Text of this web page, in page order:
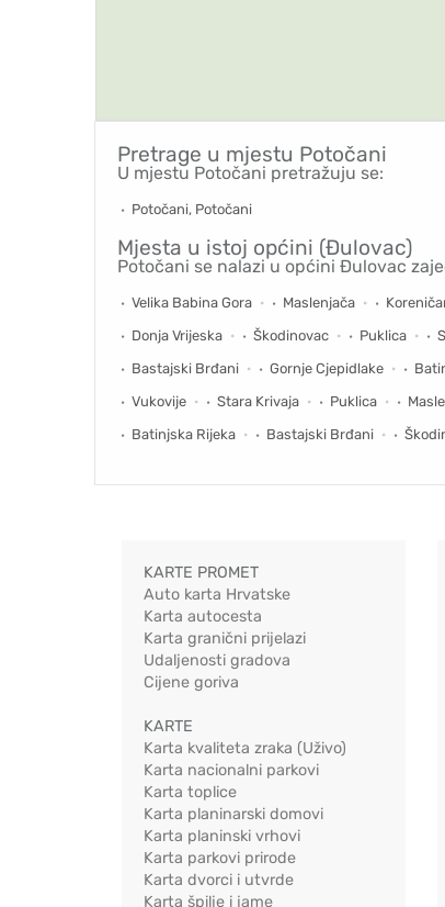
Pretrage u mjestu Potočani
U mjestu Potočani pretražuju se:
Potočani, Potočani
Mjesta u istoj općini (Đulovac)
Potočani se nalazi u općini Đulovac
Velika Babina Gora Maslenjača
Donja Vrijeska
Škodinovac Puklica
Bastajski Brđani
Gornje Cjepidlake
Vukovije
Stara Krivaja Puklica
Batinjska Rijeka
Bastajski Brđani
KARTE PROMET
Auto karta Hrvatske
Karta autocesta
Karta granični prijelazi
Udaljenosti gradova
Cijene goriva
KARTE
Karta kvaliteta zraka (Uživo)
Karta nacionalni parkovi
Karta toplice
Karta planinarski domovi
Karta planinski vrhovi
Karta parkovi prirode
Karta dvorci i utvrde
Karta špilje i jame